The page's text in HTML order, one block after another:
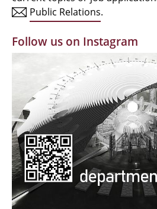
Alumni | cloud club
Documents and Downloads
Public Relations.
Follow us on Instagram